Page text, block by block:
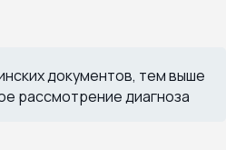
документов, тем выше
рассмотрение диагноза